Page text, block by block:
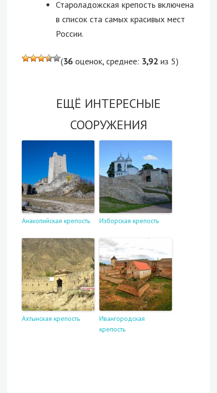
Староладожская крепость включена
в список ста самых красивых мест
России.
(36 оценок, среднее: 3,92 из 5)
ЕЩЁ ИНТЕРЕСНЫЕ
СООРУЖЕНИЯ
Анакопийская крепость Изборская крепость
Ахтынская крепость
Ивангородская
крепость